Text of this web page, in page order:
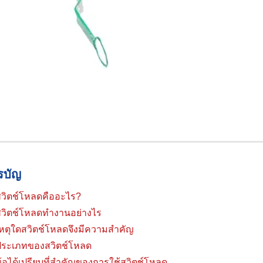
บัญ
วิตช์โหลดคืออะไร?
ตช์โหลดทำงานอย่างไร
หตุใดสวิตช์โหลดจึงมีความสำคัญ
ะเภทของสวิตช์โหลด